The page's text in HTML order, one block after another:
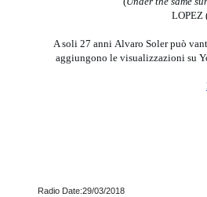
LOPEZ
A soli 27 anni Alvaro Soler può
aggiungono le visualizzazioni su
Radio Date:29/03/2018